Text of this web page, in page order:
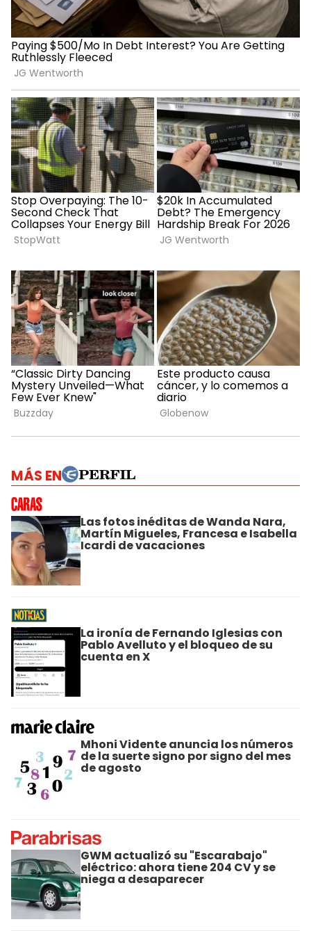
MÁS EN
Las fotos inéditas de Wanda Nara,
Martín Migueles, Francesa e Isabella
Icardi de vacaciones
La ironía de Fernando Iglesias con
Pablo Avelluto y el bloqueo de su
cuenta en X
Mhoni Vidente anuncia los números
de la suerte signo por signo del mes
de agosto
GWM actualizó su "Escarabajo"
eléctrico: ahora tiene 204 CV y se
niega a desaparecer